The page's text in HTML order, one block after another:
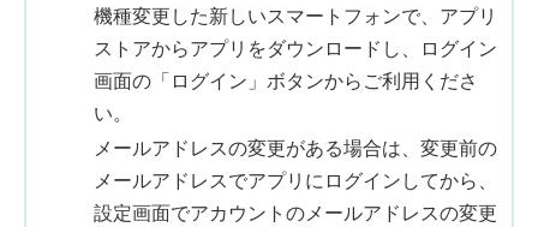
機種変更した新しいスマートフォンで、アプリ
ストアからアプリをダウンロードし、ログイン
画面の「ログイン」ボタンからご利用くださ
い。
メールアドレスの変更がある場合は、変更前の
メールアドレスでアプリにログインしてから、
設定画面でアカウントのメールアドレスの変更